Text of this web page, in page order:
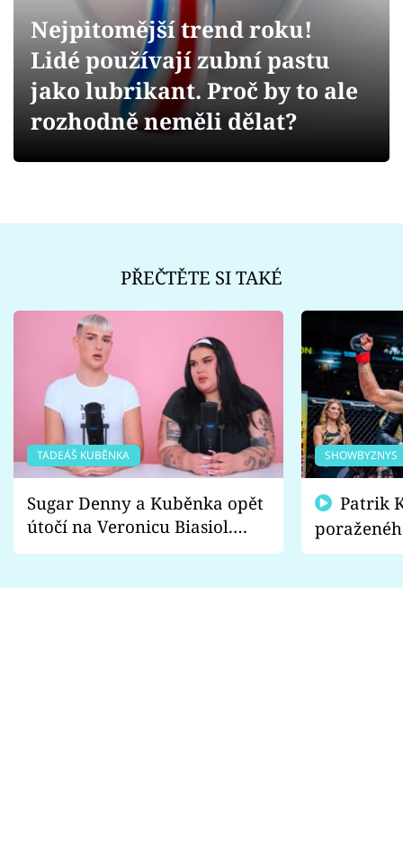
Videa
Sledujte prima+
Nejpitomější trend roku!
Lidé používají zubní pastu
jako lubrikant. Proč by to ale
rozhodně neměli dělat?
PŘEČTĚTE SI TAKÉ
TADEÁŠ KUBĚNKA
Sugar Denny a Kuběnka opět
útočí na Veronicu Biasiol.
Proč je podle nich falešná a
SHOWBYZNYS
fanoušci